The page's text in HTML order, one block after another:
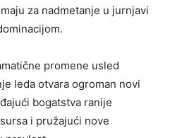
za nadmetanje u jurnjavi
promene usled
leda otvara ogroman novi
bogatstva ranije
i pružajući nove